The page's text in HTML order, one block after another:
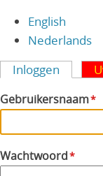
naar
de
gaan
English
Nederlands
tabs
Inloggen
Gebruikersnaam
Wachtwoord